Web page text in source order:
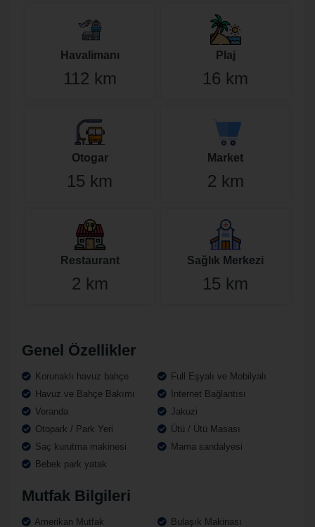
Havalimanı
112 km
Plaj
16 km
Otogar
15 km
Market
2 km
Restaurant
2 km
Sağlık Merkezi
15 km
Genel Özellikler
Korunaklı havuz bahçe
Full Eşyalı ve Mobilyalı
Havuz ve Bahçe Bakımı
İnternet Bağlantısı
Veranda
Jakuzi
Otopark / Park Yeri
Ütü / Ütü Masası
Saç kurutma makinesi
Mama sandalyesi
Bebek park yatak
Mutfak Bilgileri
Amerikan Mutfak
Bulaşık Makinası